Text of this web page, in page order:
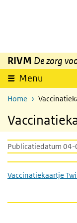
Overslaan en naar de
RIVM De zorg
Menu
Home
Publicatiedatum
Vaccinatiekaartje